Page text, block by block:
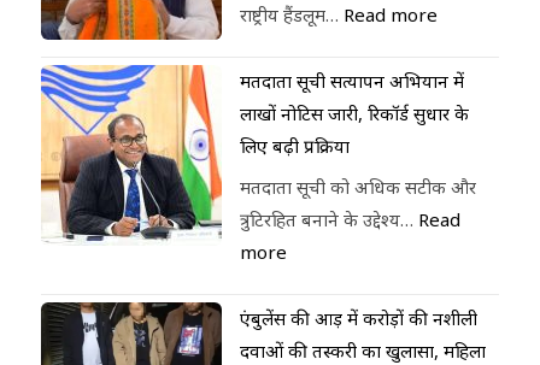
राष्ट्रीय हैंडलूम… Read more
मतदाता सूची सत्यापन अभियान में
लाखों नोटिस जारी, रिकॉर्ड सुधार के
लिए बढ़ी प्रक्रिया
मतदाता सूची को अधिक सटीक और
त्रुटिरहित बनाने के उद्देश्य… Read
more
एंबुलेंस की आड़ में करोड़ों की नशीली
दवाओं की तस्करी का खुलासा, महिला